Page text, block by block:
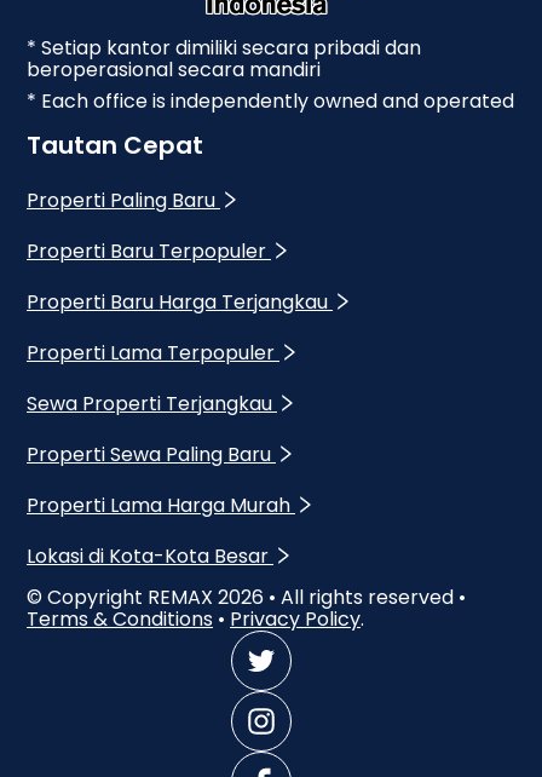
* Setiap kantor dimiliki secara pribadi dan
beroperasional secara mandiri
* Each office is independently owned and operated
Tautan Cepat
Properti Paling Baru
Properti Baru Terpopuler
Properti Baru Harga Terjangkau
Properti Lama Terpopuler
Sewa Properti Terjangkau
Properti Sewa Paling Baru
Properti Lama Harga Murah
Lokasi di Kota-Kota Besar
© Copyright REMAX 2026 • All rights reserved •
Terms & Conditions • Privacy Policy.